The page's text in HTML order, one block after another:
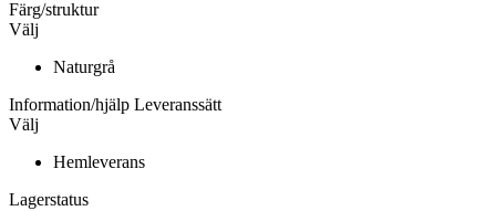
Färg/struktur
Välj
Naturgrå
Information/hjälp Leveranssätt
Välj
Hemleverans
Lagerstatus